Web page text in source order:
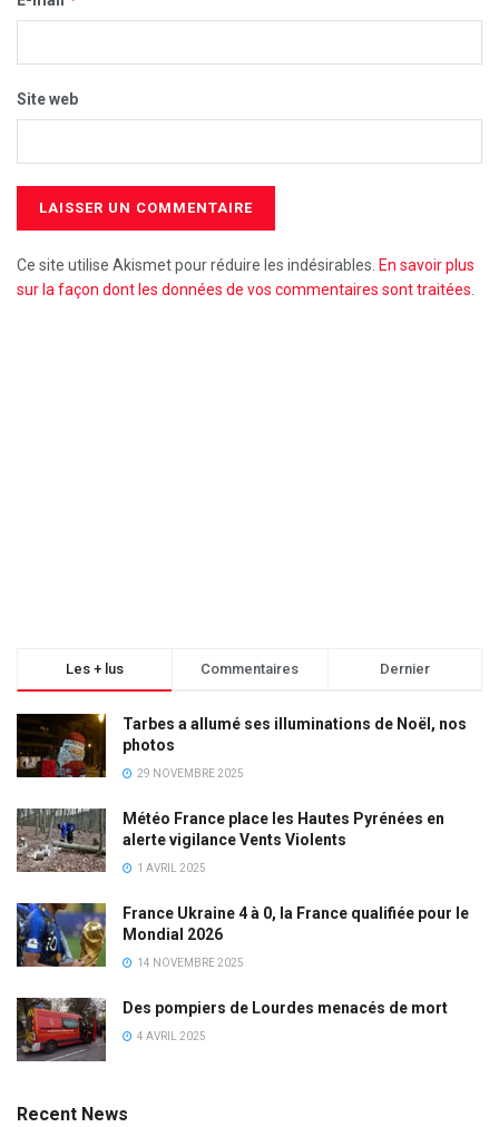
Site web
Ce site utilise Akismet pour réduire les indésirables. En savoir plus
sur la façon dont les données de vos commentaires sont traitées.
Les + lus Commentaires Dernier
Tarbes a allumé ses illuminations de Noël, nos
photos
29 NOVEMBRE 2025
Météo France place les Hautes Pyrénées en
alerte vigilance Vents Violents
1 AVRIL 2025
France Ukraine 4 à 0, la France qualifiée pour le
Mondial 2026
14 NOVEMBRE 2025
Des pompiers de Lourdes menacés de mort
4 AVRIL 2025
Recent News